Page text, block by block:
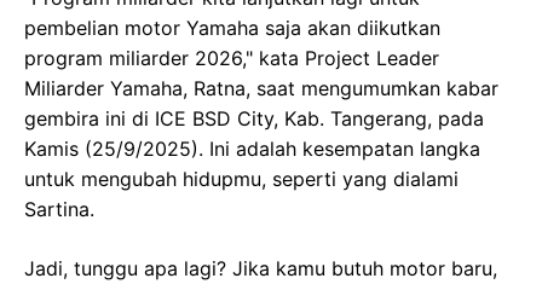
pembelian motor Yamaha saja akan diikutkan
program miliarder 2026," kata Project Leader
Miliarder Yamaha, Ratna, saat mengumumkan kabar
gembira ini di ICE BSD City, Kab. Tangerang, pada
Kamis (25/9/2025). Ini adalah kesempatan langka
untuk mengubah hidupmu, seperti yang dialami
Sartina.
Jadi, tunggu apa lagi? Jika kamu butuh motor baru,